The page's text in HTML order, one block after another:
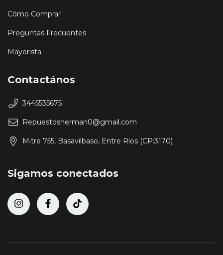
Cómo Comprar
Preguntas Frecuentes
Mayorista
Contactános
3445535675
Repuestosherman0@gmail.com
Mitre 755, Basavilbaso, Entre Rios (CP:3170)
Sigamos conectados